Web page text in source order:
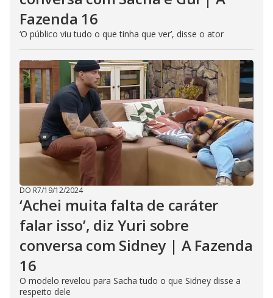
Fazenda 16
‘O público viu tudo o que tinha que ver’, disse o ator
DO R7/19/12/2024
‘Achei muita falta de caráter
falar isso’, diz Yuri sobre
conversa com Sidney | A Fazenda
16
O modelo revelou para Sacha tudo o que Sidney disse a
respeito dele